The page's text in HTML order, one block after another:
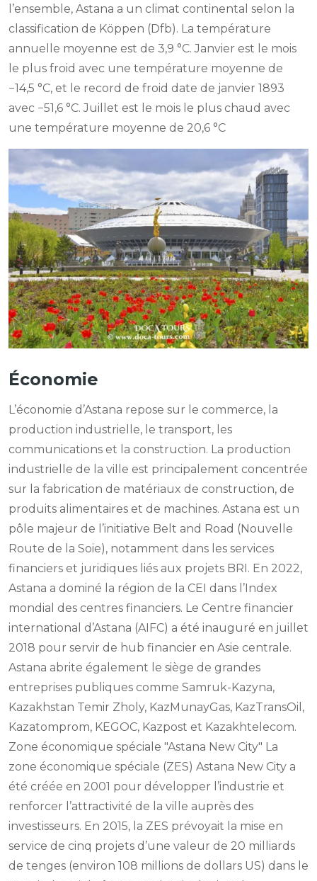
l’ensemble, Astana a un climat continental selon la
classification de Köppen (Dfb). La température
annuelle moyenne est de 3,9 °C. Janvier est le mois
le plus froid avec une température moyenne de
−14,5 °C, et le record de froid date de janvier 1893
avec −51,6 °C. Juillet est le mois le plus chaud avec
une température moyenne de 20,6 °C
Économie
L’économie d’Astana repose sur le commerce, la
production industrielle, le transport, les
communications et la construction. La production
industrielle de la ville est principalement concentrée
sur la fabrication de matériaux de construction, de
produits alimentaires et de machines. Astana est un
pôle majeur de l’initiative Belt and Road (Nouvelle
Route de la Soie), notamment dans les services
financiers et juridiques liés aux projets BRI. En 2022,
Astana a dominé la région de la CEI dans l’Index
mondial des centres financiers. Le Centre financier
international d’Astana (AIFC) a été inauguré en juillet
2018 pour servir de hub financier en Asie centrale.
Astana abrite également le siège de grandes
entreprises publiques comme Samruk-Kazyna,
Kazakhstan Temir Zholy, KazMunayGas, KazTransOil,
Kazatomprom, KEGOC, Kazpost et Kazakhtelecom.
Zone économique spéciale "Astana New City" La
zone économique spéciale (ZES) Astana New City a
été créée en 2001 pour développer l’industrie et
renforcer l’attractivité de la ville auprès des
investisseurs. En 2015, la ZES prévoyait la mise en
service de cinq projets d’une valeur de 20 milliards
de tenges (environ 108 millions de dollars US) dans le